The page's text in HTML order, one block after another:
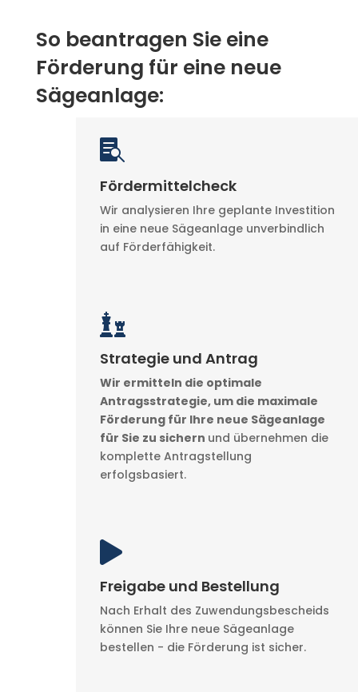
So beantragen Sie eine
Förderung für eine neue
Sägeanlage:

Fördermittelcheck
Wir analysieren Ihre geplante Investition
in eine neue Sägeanlage unverbindlich
auf Förderfähigkeit.

Strategie und Antrag
Wir ermitteln die optimale
Antragsstrategie, um die maximale
Förderung für Ihre neue Sägeanlage
für Sie zu sichern und übernehmen die
komplette Antragstellung
erfolgsbasiert.

Freigabe und Bestellung
Nach Erhalt des Zuwendungsbescheids
können Sie Ihre neue Sägeanlage
bestellen - die Förderung ist sicher.